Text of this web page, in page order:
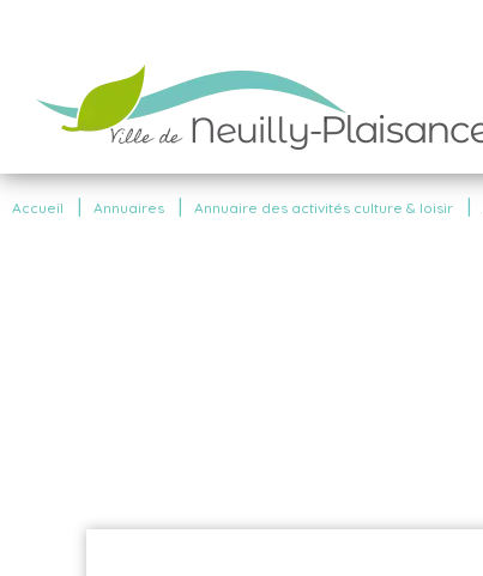
Accueil Annuaires Annuaire des activités culture & loisir